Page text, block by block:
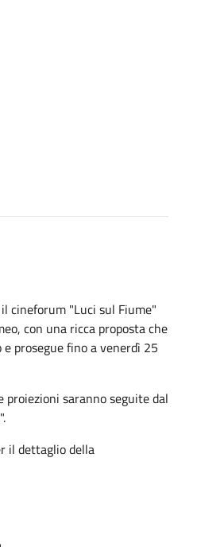
cineforum "Luci sul Fiume"
con una ricca proposta che
prosegue fino a venerdì 25
proiezioni saranno seguite dal
il dettaglio della